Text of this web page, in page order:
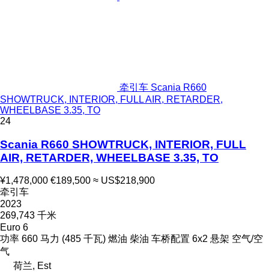
牵引车 Scania R660
SHOWTRUCK, INTERIOR, FULL AIR, RETARDER,
WHEELBASE 3.35, TO
24
Scania R660 SHOWTRUCK, INTERIOR, FULL
AIR, RETARDER, WHEELBASE 3.35, TO
¥1,478,000 €189,500 ≈ US$218,900
牵引车
2023
269,743 千米
Euro 6
功率 660 马力 (485 千瓦) 燃油 柴油 车桥配置 6x2 悬架 空气/空
气
荷兰, Est